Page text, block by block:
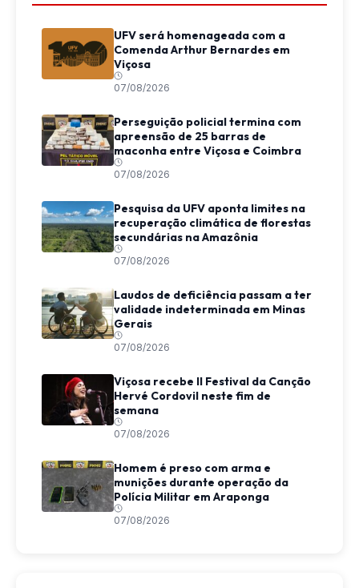
UFV será homenageada com a
Comenda Arthur Bernardes em
Viçosa
07/08/2026
Perseguição policial termina com
apreensão de 25 barras de
maconha entre Viçosa e Coimbra
07/08/2026
Pesquisa da UFV aponta limites na
recuperação climática de florestas
secundárias na Amazônia
07/08/2026
Laudos de deficiência passam a ter
validade indeterminada em Minas
Gerais
07/08/2026
Viçosa recebe II Festival da Canção
Hervé Cordovil neste fim de
semana
07/08/2026
Homem é preso com arma e
munições durante operação da
Polícia Militar em Araponga
07/08/2026